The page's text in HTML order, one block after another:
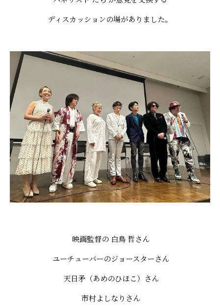
ディスカッションの場がありました。
映画監督の 白鳥 哲さん
ユーチューバーのジョースターさん
天日矛（あめのひほこ）さん
市村よしなりさん